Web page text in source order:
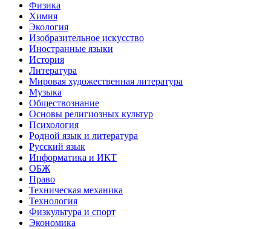
Физика
Химия
Экология
Изобразительное искусство
Иностранные языки
История
Литература
Мировая художественная литература
Музыка
Обществознание
Основы религиозных культур
Психология
Родной язык и литература
Русский язык
Информатика и ИКТ
ОБЖ
Право
Техническая механика
Технология
Физкультура и спорт
Экономика